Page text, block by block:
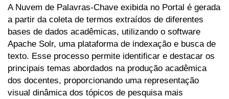
A Nuvem de Palavras-Chave exibida no Portal é gerada
a partir da coleta de termos extraídos de diferentes
bases de dados acadêmicas, utilizando o software
Apache Solr, uma plataforma de indexação e busca de
texto. Esse processo permite identificar e destacar os
principais temas abordados na produção acadêmica
dos docentes, proporcionando uma representação
visual dinâmica dos tópicos de pesquisa mais